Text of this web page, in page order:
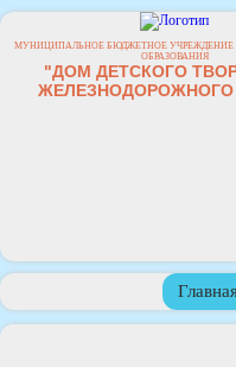
МУНИЦИПАЛЬНОЕ БЮДЖЕТНОЕ УЧРЕЖДЕНИЕ
ОБРАЗОВАНИЯ
"ДОМ ДЕТСКОГО
ЖЕЛЕЗНОДОРОЖНОГО